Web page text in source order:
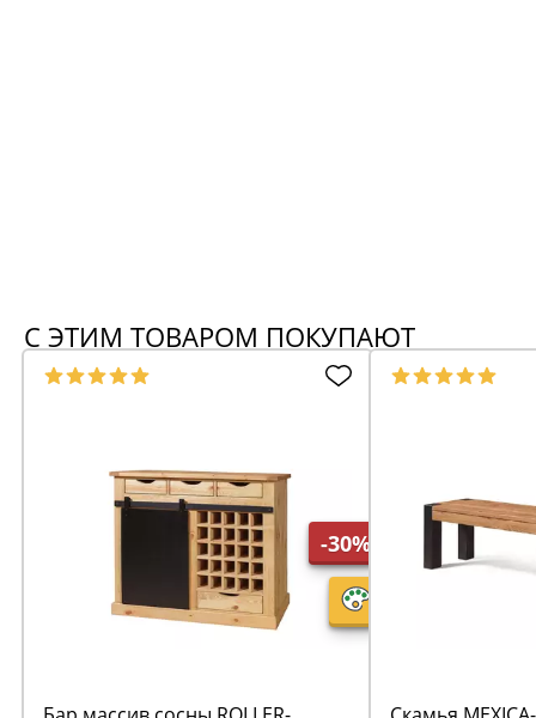
С ЭТИМ ТОВАРОМ ПОКУПАЮТ
-30%